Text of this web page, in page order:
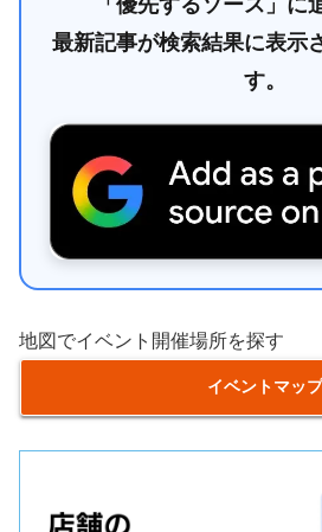
「優先するソース」に
最新記事が検索結果に表示
す。
地図でイベント開催場所を探す
イベントマップ